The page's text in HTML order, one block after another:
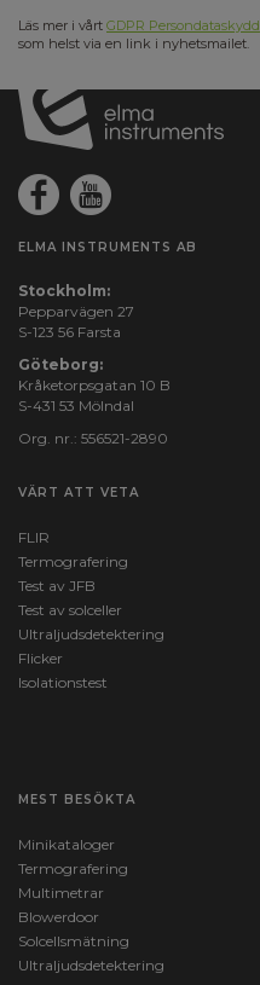
Läs mer i vårt GDPR Persondataskydd
som helst via en link i nyhetsmailet.
ELMA INSTRUMENTS AB
Stockholm:
Pepparvägen 27
S-123 56 Farsta
Göteborg:
Kråketorpsgatan 10 B
S-431 53 Mölndal
Org. nr.: 556521-2890
VÄRT ATT VETA
FLIR
Termografering
Test av JFB
Test av solceller
Ultraljudsdetektering
Flicker
Isolationstest
MEST BESÖKTA
Minikataloger
Termografering
Multimetrar
Blowerdoor
Solcellsmätning
Ultraljudsdetektering